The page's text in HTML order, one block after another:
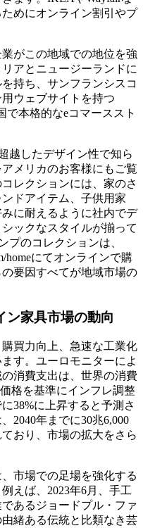
めにオンライン割引やプ
がこの地域での地位を強
アとニュージーランドに
持ち、サンフランシスコ
ウェブサイトを持つ
で本格的なeコマーススト
越したデザイン性で知ら
メリカのお客様にもご覧
レクションには、家のさ
ドアイテム、子供用家
に耐えるように社内でデ
ックなスタイルが揃って
プのコレクションは、
homeにてオンラインで購
要因すべてが地域市場の
ン家具市場の動向
買力向上、急速な工業化
す。ユーロモニターによ
消費支出は、世界の消費
格を基準にインフレ調整
38%に上昇すると予測さ
2040年までに30兆6,000
おり、市場の拡大をさら
市場での足場を強化する
えば、2023年6月、手工
あるジョードプル・ファ
緒ある伝統と比類なき芸